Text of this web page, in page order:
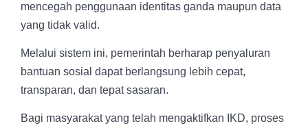
mencegah penggunaan identitas ganda maupun data
yang tidak valid.
Melalui sistem ini, pemerintah berharap penyaluran
bantuan sosial dapat berlangsung lebih cepat,
transparan, dan tepat sasaran.
Bagi masyarakat yang telah mengaktifkan IKD, proses